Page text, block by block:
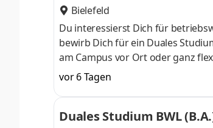
Bielefeld
Du interessierst Dich für
bewirb Dich für ein Duales
am Campus vor Ort oder ganz
Nähe. Ab dem 3. Semester
gezielter auf Deinen Traumjob
Studium ohne Numerus clausus
vor 6 Tagen
Duales Studium BWL